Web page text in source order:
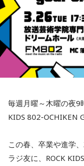
毎週月曜～木曜の夜9
KIDS 802-OCHIKEN
この春、卒業や進学
ラジ友に、ROCK